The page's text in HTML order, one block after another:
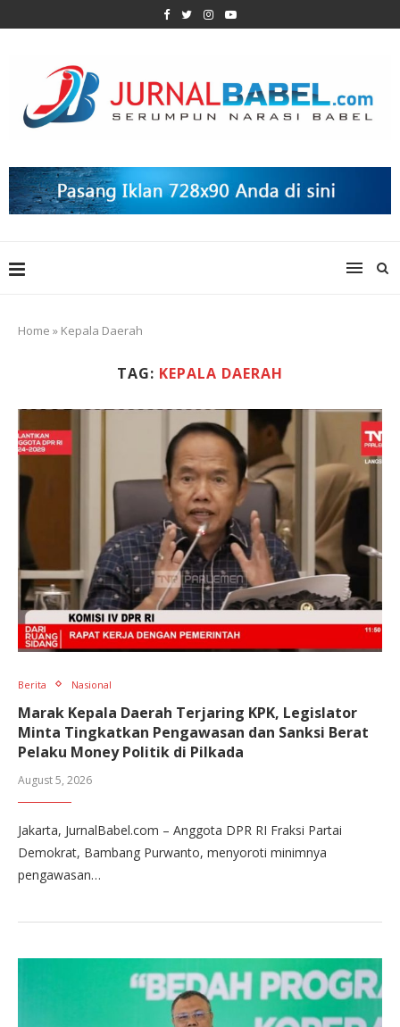
Home » Kepala Daerah
TAG: KEPALA DAERAH
Berita Nasional
Marak Kepala Daerah Terjaring KPK, Legislator
Minta Tingkatkan Pengawasan dan Sanksi Berat
Pelaku Money Politik di Pilkada
August 5, 2026
Jakarta, JurnalBabel.com – Anggota DPR RI Fraksi Partai
Demokrat, Bambang Purwanto, menyoroti minimnya
pengawasan…